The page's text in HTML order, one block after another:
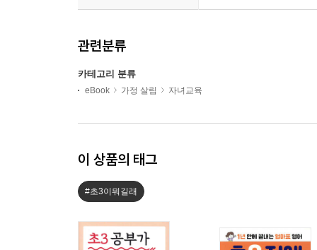
관련분류
카테고리 분류
eBook 가정 살림 자녀교육
이 상품의 태그
#초3이뭐길래